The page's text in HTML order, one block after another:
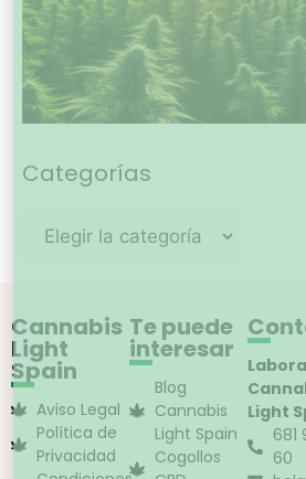
Categorías
Cannabis
Light
Spain
Aviso Legal
Política de
Privacidad
Te puede
interesar
Blog
Cannabis
Light Spain
Cogollos
Light
681
60